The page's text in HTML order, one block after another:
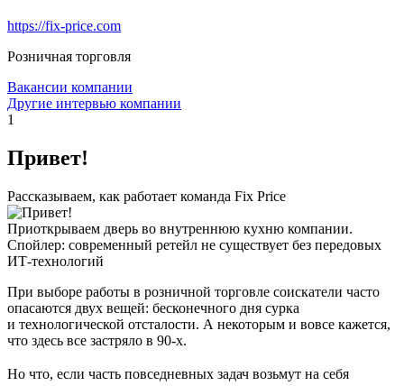
https://fix-price.com
Розничная торговля
Вакансии компании
Другие интервью компании
1
Привет!
Рассказываем, как работает команда Fix Price
Приоткрываем дверь во внутреннюю кухню компании.
Спойлер: современный ретейл не существует без передовых
ИТ-технологий
При выборе работы в розничной торговле соискатели часто
опасаются двух вещей: бесконечного дня сурка
и технологической отсталости. А некоторым и вовсе кажется,
что здесь все застряло в 90-х.
Но что, если часть повседневных задач возьмут на себя